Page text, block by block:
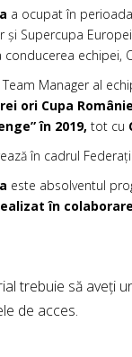
a ocupat în
și Supercupa
conducerea echipei,
Manager al
ori Cupa
în 2019, tot cu
în cadrul
este absolventul
în
trebuie să aveți
de acces.